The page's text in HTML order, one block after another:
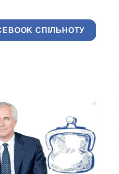
СПІЛЬНОТУ